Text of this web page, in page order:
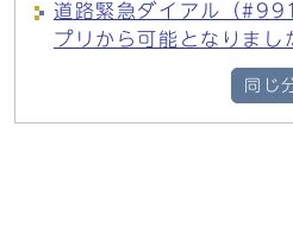
道路緊急ダイアル（
プリから可能となりまし
同じ